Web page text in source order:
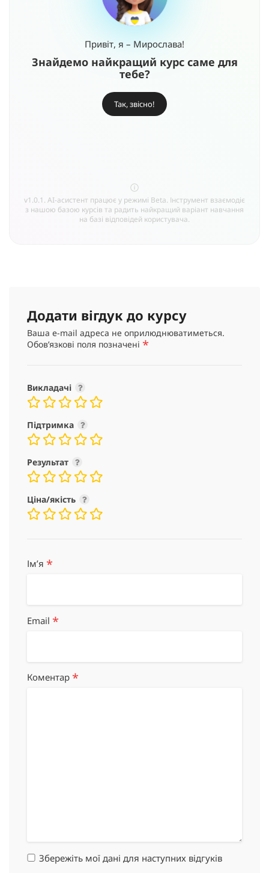
Привіт, я – Мирослава!
Знайдемо найкращий курс саме для
тебе?
Так, звісно!
v1.0.1. AI-асистент працює у режимі Beta. Інструмент взаємодіє
з нашою базою курсів та радить найкращий варіант навчання
на базі відповідей користувача.
Додати вігдук до курсу
Ваша e-mail адреса не оприлюднюватиметься.
Обов’язкові поля позначені *
Викладачі
Підтримка
Результат
Ціна/якість
Імʼя *
Email *
Коментар *
Збережіть мої дані для наступних відгуків